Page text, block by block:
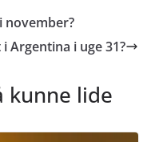
november?
Argentina i uge 31?
kunne lide